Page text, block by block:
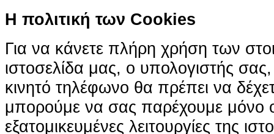
H πολιτική των Cookies
Για να κάνετε πλήρη χρήση των
ιστοσελίδα μας, ο υπολογιστής
κινητό τηλέφωνο θα πρέπει να
μπορούμε να σας παρέχουμε μόνο
εξατομικευμένες λειτουργίες της